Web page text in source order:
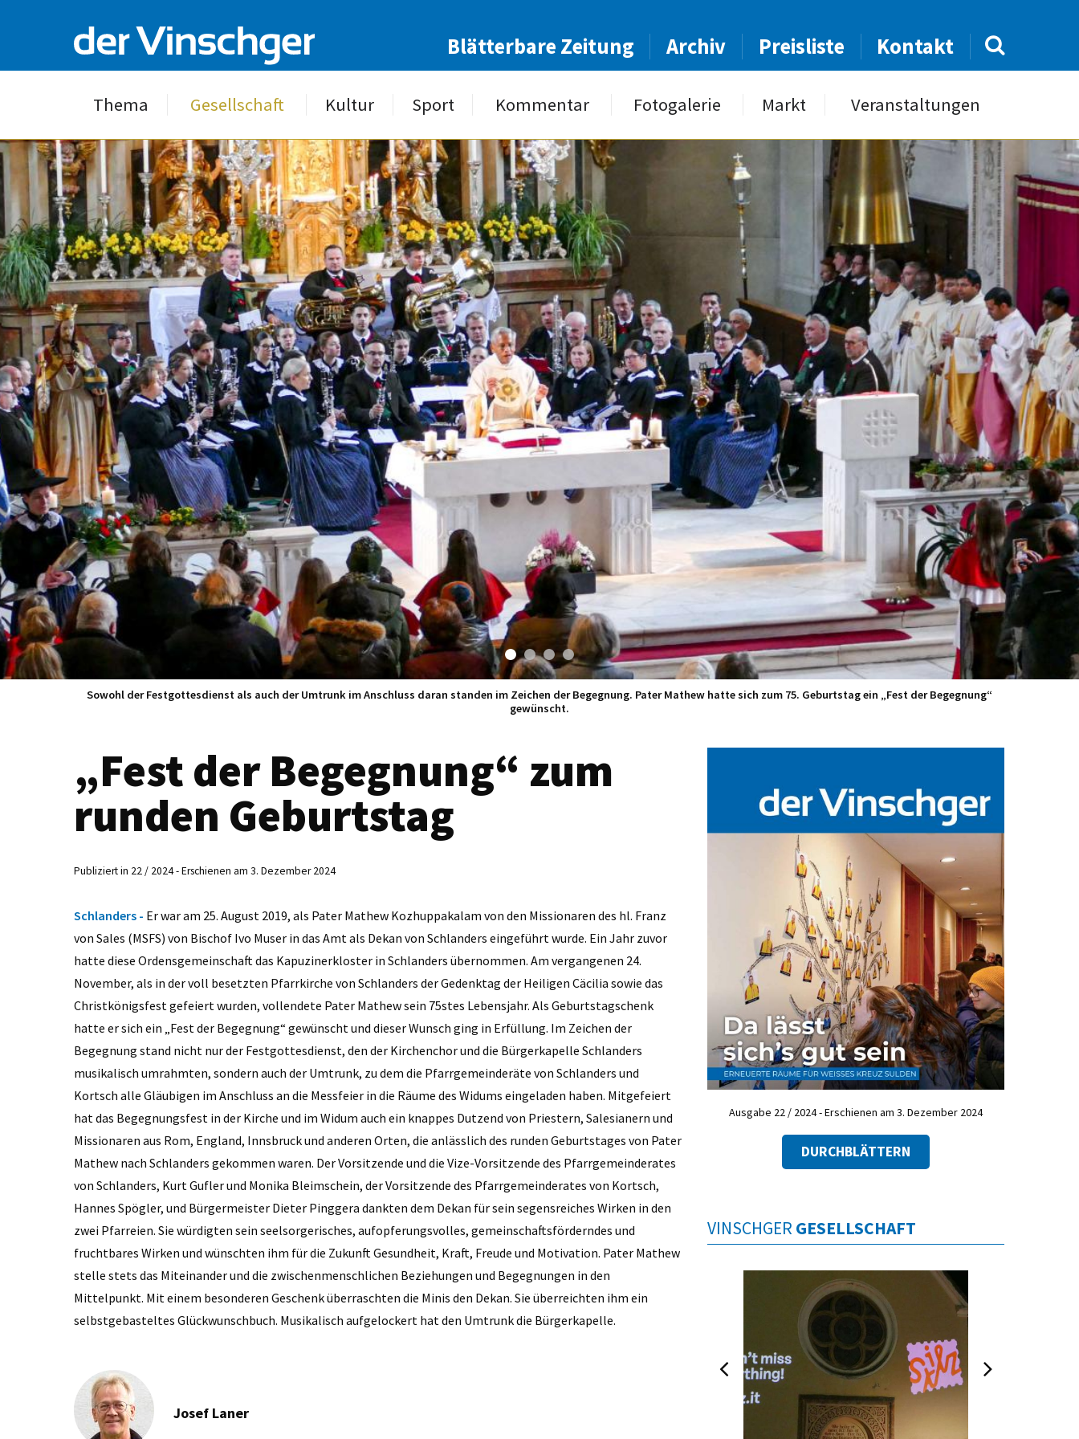
Blätterbare Zeitung Archiv Preisliste Kontakt
Thema Gesellschaft Kultur Sport Kommentar Fotogalerie Markt Veranstaltungen
Sowohl der Festgottesdienst als auch der Umtrunk im Anschluss daran standen im Zeichen der Begegnung. Pater Mathew hatte sich zum 75. Geburtstag ein „Fest der Begegnung“
gewünscht.
„Fest der Begegnung“ zum
runden Geburtstag
Publiziert in 22 / 2024 - Erschienen am 3. Dezember 2024
Schlanders - Er war am 25. August 2019, als Pater Mathew Kozhuppakalam von den Missionaren des hl. Franz
von Sales (MSFS) von Bischof Ivo Muser in das Amt als Dekan von Schlanders eingeführt wurde. Ein Jahr zuvor
hatte diese Ordensgemeinschaft das Kapuzinerkloster in Schlanders übernommen. Am vergangenen 24.
November, als in der voll besetzten Pfarrkirche von Schlanders der Gedenktag der Heiligen Cäcilia sowie das
Christkönigsfest gefeiert wurden, vollendete Pater Mathew sein 75stes Lebensjahr. Als Geburtstagschenk
hatte er sich ein „Fest der Begegnung“ gewünscht und dieser Wunsch ging in Erfüllung. Im Zeichen der
Begegnung stand nicht nur der Festgottesdienst, den der Kirchenchor und die Bürgerkapelle Schlanders
musikalisch umrahmten, sondern auch der Umtrunk, zu dem die Pfarrgemeinderäte von Schlanders und
Kortsch alle Gläubigen im Anschluss an die Messfeier in die Räume des Widums eingeladen haben. Mitgefeiert
hat das Begegnungsfest in der Kirche und im Widum auch ein knappes Dutzend von Priestern, Salesianern und
Missionaren aus Rom, England, Innsbruck und anderen Orten, die anlässlich des runden Geburtstages von Pater
Mathew nach Schlanders gekommen waren. Der Vorsitzende und die Vize-Vorsitzende des Pfarrgemeinderates
von Schlanders, Kurt Gufler und Monika Bleimschein, der Vorsitzende des Pfarrgemeinderates von Kortsch,
Hannes Spögler, und Bürgermeister Dieter Pinggera dankten dem Dekan für sein segensreiches Wirken in den
zwei Pfarreien. Sie würdigten sein seelsorgerisches, aufopferungsvolles, gemeinschaftsförderndes und
fruchtbares Wirken und wünschten ihm für die Zukunft Gesundheit, Kraft, Freude und Motivation. Pater Mathew
stelle stets das Miteinander und die zwischenmenschlichen Beziehungen und Begegnungen in den
Mittelpunkt. Mit einem besonderen Geschenk überraschten die Minis den Dekan. Sie überreichten ihm ein
selbstgebasteltes Glückwunschbuch. Musikalisch aufgelockert hat den Umtrunk die Bürgerkapelle.
Josef Laner
Ausgabe 22 / 2024 - Erschienen am 3. Dezember 2024
DURCHBLÄTTERN
VINSCHGER GESELLSCHAFT